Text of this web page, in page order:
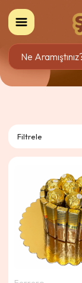
Filtrele